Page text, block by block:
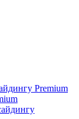
Premium